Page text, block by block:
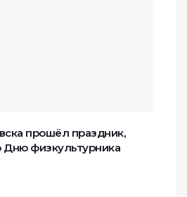
прошёл праздник,
Дню физкультурника